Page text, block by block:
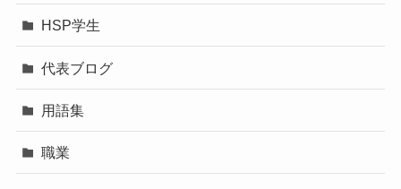
HSP学生
代表ブログ
用語集
職業